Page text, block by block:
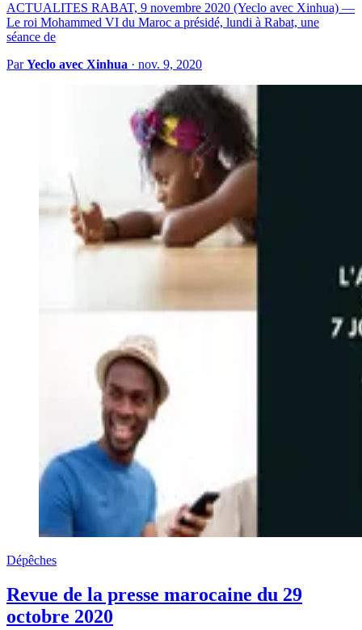
ACTUALITES RABAT, 9 novembre 2020 (Yeclo avec Xinhua) —
Le roi Mohammed VI du Maroc a présidé, lundi à Rabat, une
séance de
ParYeclo avec Xinhua · nov. 9, 2020
Dépêches
Revue de la presse marocaine du 29
octobre 2020